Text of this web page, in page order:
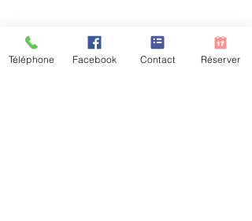
Téléphone Facebook Contact Réserver